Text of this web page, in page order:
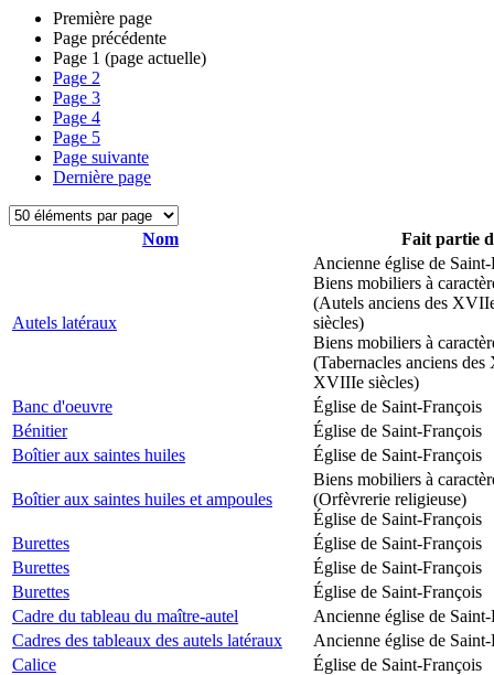
Première page
Page précédente
Page 1 (page actuelle)
Page 2
Page 3
Page 4
Page 5
Page suivante
Dernière page
Nom Fait partie
Autels latéraux
Ancienne église de Saint-
Biens mobiliers à
(Autels anciens des
siècles)
Biens mobiliers à
(Tabernacles anciens
XVIIIe siècles)
Banc d'oeuvre
Église de Saint-François
Bénitier
Église de Saint-François
Boîtier aux saintes huiles
Église de Saint-François
Boîtier aux saintes huiles et ampoules
Biens mobiliers à
(Orfèvrerie religieuse)
Église de Saint-François
Burettes
Église de Saint-François
Burettes
Église de Saint-François
Burettes
Église de Saint-François
Cadre du tableau du maître-autel
Ancienne église de Saint-
Cadres des tableaux des autels latéraux
Ancienne église de Saint-
Calice
Église de Saint-François